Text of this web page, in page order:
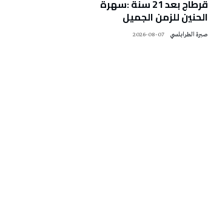
قرطاج بعد 21 سنة :سهرة
الحنين للزمن الجميل
صبرة الطرابلسي 2026-08-07